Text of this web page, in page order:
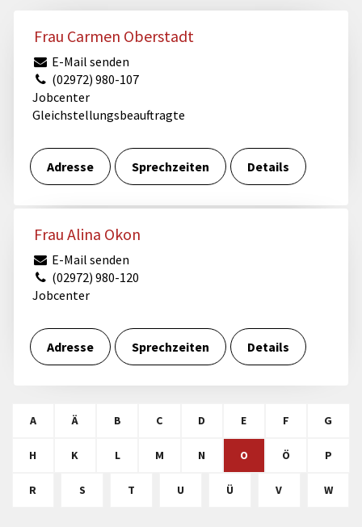
Frau Carmen Oberstadt
E-Mail senden
(02972) 980-107
Jobcenter
Gleichstellungsbeauftragte
Adresse Sprechzeiten Details
Frau Alina Okon
E-Mail senden
(02972) 980-120
Jobcenter
Adresse Sprechzeiten Details
A Ä B C D E F G
H K L M N O Ö P
R S T U Ü V W